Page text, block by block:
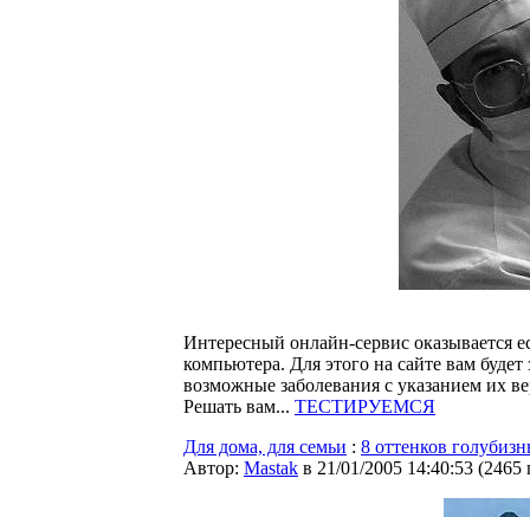
Интересный онлайн-сервис оказывается
компьютера. Для этого на сайте вам
возможные заболевания с указанием их
Решать вам... ТЕСТИРУЕМСЯ
Для дома, для семьи : 8 оттенков
Автор: Мastak в 21/01/2005 14:40:53 (2465